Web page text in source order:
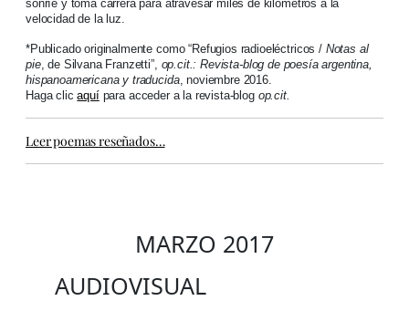
sonríe y toma carrera para atravesar miles de kilómetros a la
velocidad de la luz.
*Publicado originalmente como “Refugios radioeléctricos / Notas al
pie, de Silvana Franzetti”, op.cit.: Revista-blog de poesía argentina,
hispanoamericana y traducida, noviembre 2016.
Haga clicaquípara acceder a la revista-blog op.cit.
Leer poemas reseñados…
MARZO 2017
AUDIOVISUAL